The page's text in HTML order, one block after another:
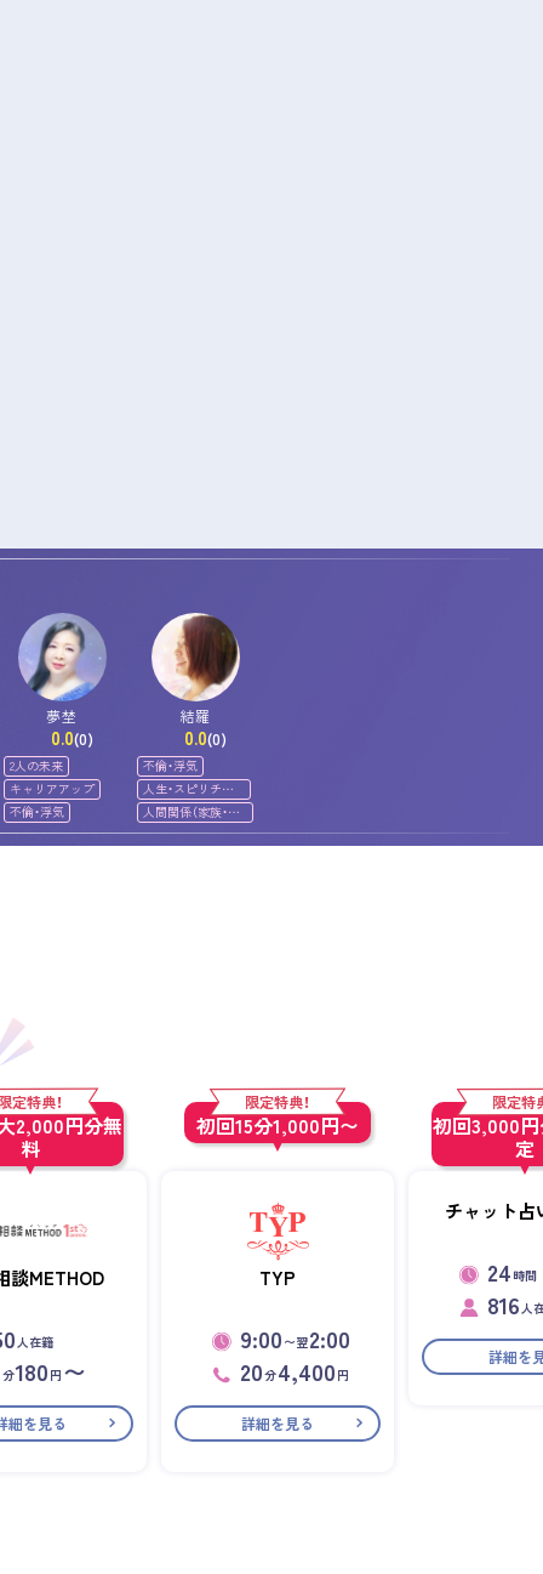
夢埜
0.0(0)
2人の未来
キャリアアップ
不倫・浮気
結羅
0.0(0)
不倫・浮気
人生・スピリチュ
アル
人間関係（家族・友
人）
定特典！
2,000円分無
料
談METHOD
人在籍
分180 円 〜
細を見る
限定特典！
初回15分1,000円〜
TYP
9:00 〜翌2:00
20分4,400 円
詳細を見る
限定特
初回3,000
定
チャット占
24 時間
816人
詳細を